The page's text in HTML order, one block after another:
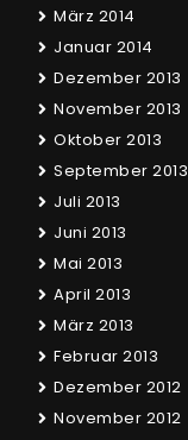
März 2014
Januar 2014
Dezember 2013
November 2013
Oktober 2013
September 2013
Juli 2013
Juni 2013
Mai 2013
April 2013
März 2013
Februar 2013
Dezember 2012
November 2012